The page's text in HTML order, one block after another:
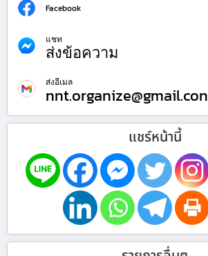
Facebook
แชท
ส่งข้อความ
ส่งอีเมล
nnt.organize@gmail.con
แชร์หน้านี้